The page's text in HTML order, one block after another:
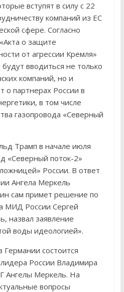
вступят в силу с 22
компаний из ЕС
сфере. Согласно
о защите
от агрессии Кремля»
будут вводиться не только
компаний, но и
о партнерах России в
в том числе
газопровода «Северный
Трамп в начале июля
«Северный поток-2»
России. В ответ
Ангела Меркель
сам примет решение по
МИД России Сергей
назвал заявление
воды идеологией».
Германии состоится
России Владимира
Ангелы Меркель. На
вопросы